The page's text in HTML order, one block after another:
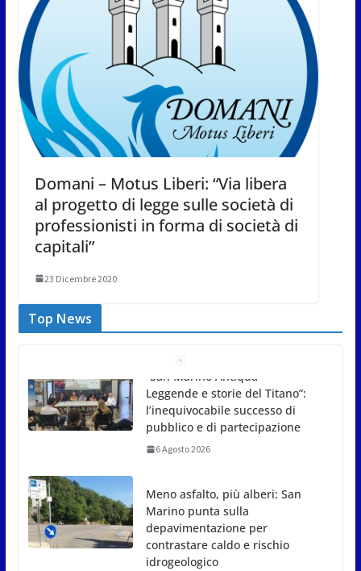
Domani – Motus Liberi: “Via libera
al progetto di legge sulle società di
professionisti in forma di società di
capitali”
23 Dicembre 2020
Top News
Meno asfalto, più alberi: San
Marino punta sulla
depavimentazione per
contrastare caldo e rischio
San Marino. USL: l’inferno di
Marcinelle diventi monito e
memoria collettiva